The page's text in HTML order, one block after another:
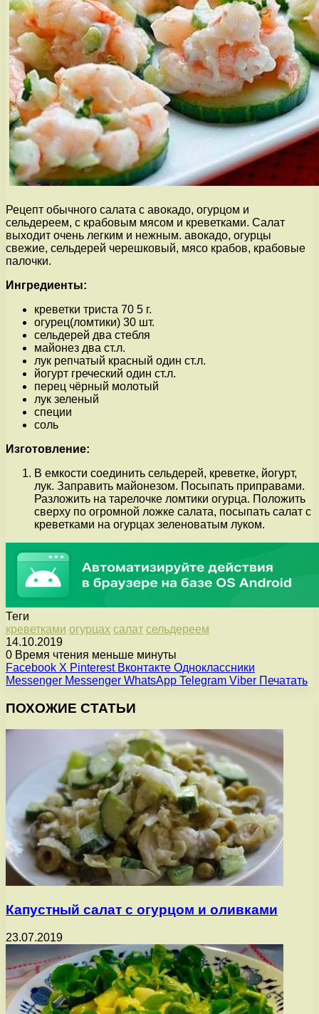
Рецепт обычного салата с авокадо, огурцом и
сельдереем, с крабовым мясом и креветками. Салат
выходит очень легким и нежным. авокадо, огурцы
свежие, сельдерей черешковый, мясо крабов, крабовые
палочки.
Ингредиенты:
креветки триста 70 5 г.
огурец(ломтики) 30 шт.
сельдерей два стебля
майонез два ст.л.
лук репчатый красный один ст.л.
йогурт греческий один ст.л.
перец чёрный молотый
лук зеленый
специи
соль
Изготовление:
В емкости соединить сельдерей, креветке, йогурт,
лук. Заправить майонезом. Посыпать приправами.
Разложить на тарелочке ломтики огурца. Положить
сверху по огромной ложке салата, посыпать салат с
креветками на огурцах зеленоватым луком.
Теги
креветками огурцах салат сельдереем
14.10.2019
0 Время чтения меньше минуты
Facebook X Pinterest Вконтакте Одноклассники
Messenger Messenger WhatsApp Telegram Viber Печатать
ПОХОЖИЕ СТАТЬИ
Капустный салат с огурцом и оливками
23.07.2019